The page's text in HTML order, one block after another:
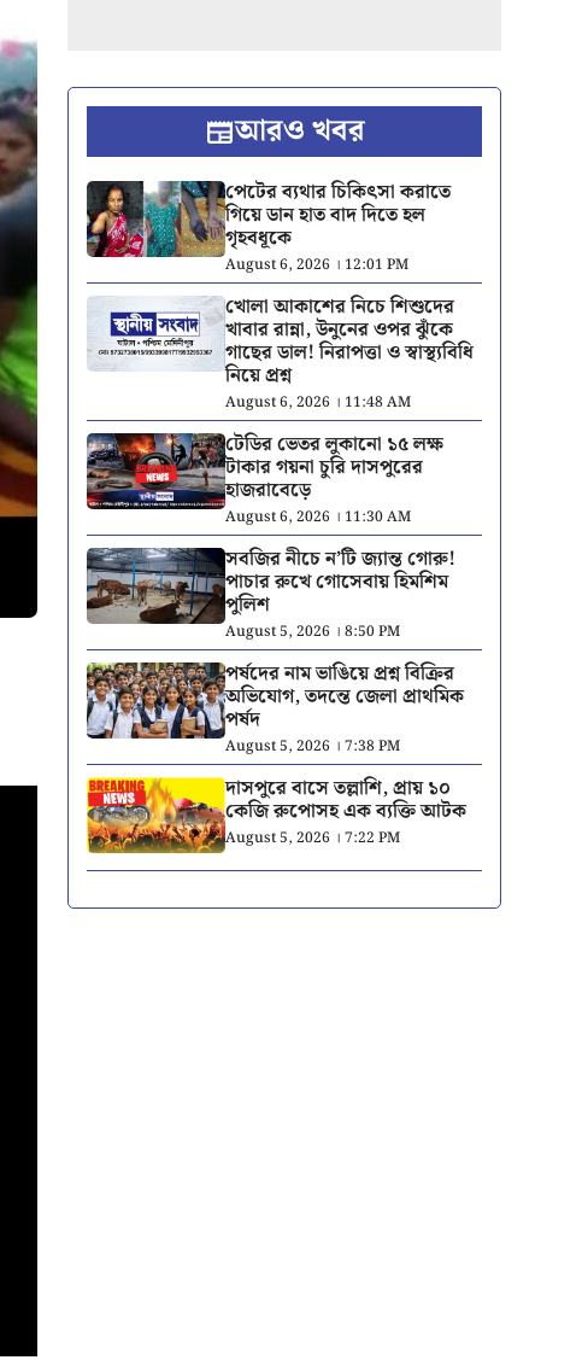
আরও খবর
পেটের ব্যথার চিকিৎসা করাতে
গিয়ে ডান হাত বাদ দিতে হল
গৃহবধূকে
August 6, 2026 । 12:01 PM
খোলা আকাশের নিচে শিশুদের
খাবার রান্না, উনুনের ওপর ঝুঁকে
গাছের ডাল! নিরাপত্তা ও স্বাস্থ্যবিধি
নিয়ে প্রশ্ন
August 6, 2026 । 11:48 AM
টেডির ভেতর লুকানো ১৫ লক্ষ
টাকার গয়না চুরি দাসপুরের
হাজরাবেড়ে
August 6, 2026 । 11:30 AM
সবজির নীচে ন’টি জ্যান্ত গোরু!
পাচার রুখে গোসেবায় হিমশিম
পুলিশ
August 5, 2026 । 8:50 PM
পর্ষদের নাম ভাঙিয়ে প্রশ্ন বিক্রির
অভিযোগ, তদন্তে জেলা প্রাথমিক
পর্ষদ
August 5, 2026 । 7:38 PM
দাসপুরে বাসে তল্লাশি, প্রায় ১০
কেজি রুপোসহ এক ব্যক্তি আটক
August 5, 2026 । 7:22 PM